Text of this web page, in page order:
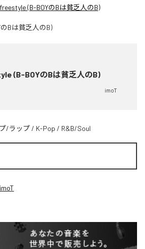
(B-BOYのBは貧乏人のB)
(B-BOYのBは貧乏人のB)
imoT
/ラップ / K-Pop / R&B/Soul
imoT